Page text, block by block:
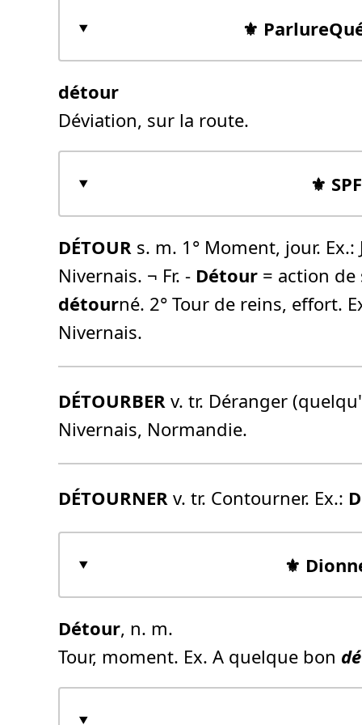
⚜️
détour
Déviation, sur la route.
⚜️
DÉTOUR s. m. 1° Moment, jour.
Nivernais. ¬ Fr. - Détour = action
détourné. 2° Tour de reins, effort.
Nivernais.
DÉTOURBER v. tr. Déranger
Nivernais, Normandie.
DÉTOURNER v. tr. Contourner. Ex.:
⚜️
Détour, n. m.
Tour, moment. Ex. A quelque bon